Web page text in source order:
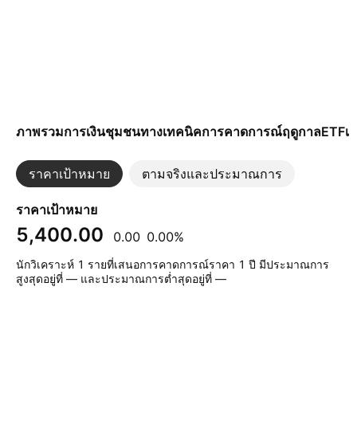
ภาพรวมการเงินชุมชนทางเทคนิคการคาดการณ์ฤดูกาลETFเ
ราคาเป้าหมาย ตามจริงและประมาณการ
ราคาเป้าหมาย
5,400.00 0.00 0.00%
นักวิเคราะห์ 1 รายที่เสนอการคาดการณ์ราคา 1 ปี มีประมาณการ
สูงสุดอยู่ที่ — และประมาณการต่ำสุดอยู่ที่ —